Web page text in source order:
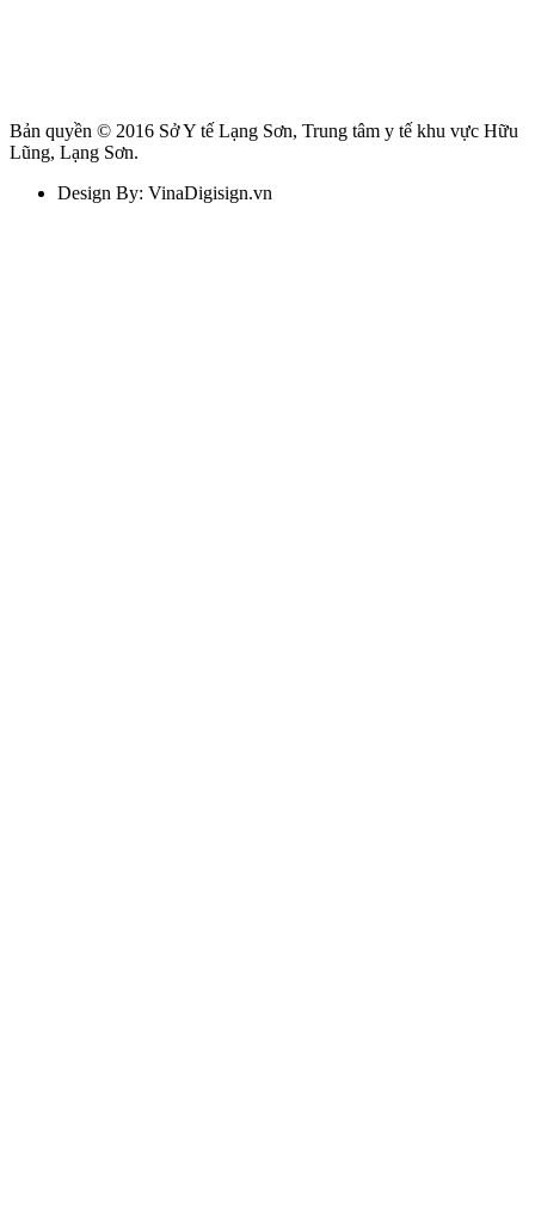
Bản quyền © 2016 Sở Y tế Lạng Sơn, Trung tâm y tế khu vực Hữu
Lũng, Lạng Sơn.
Design By: VinaDigisign.vn